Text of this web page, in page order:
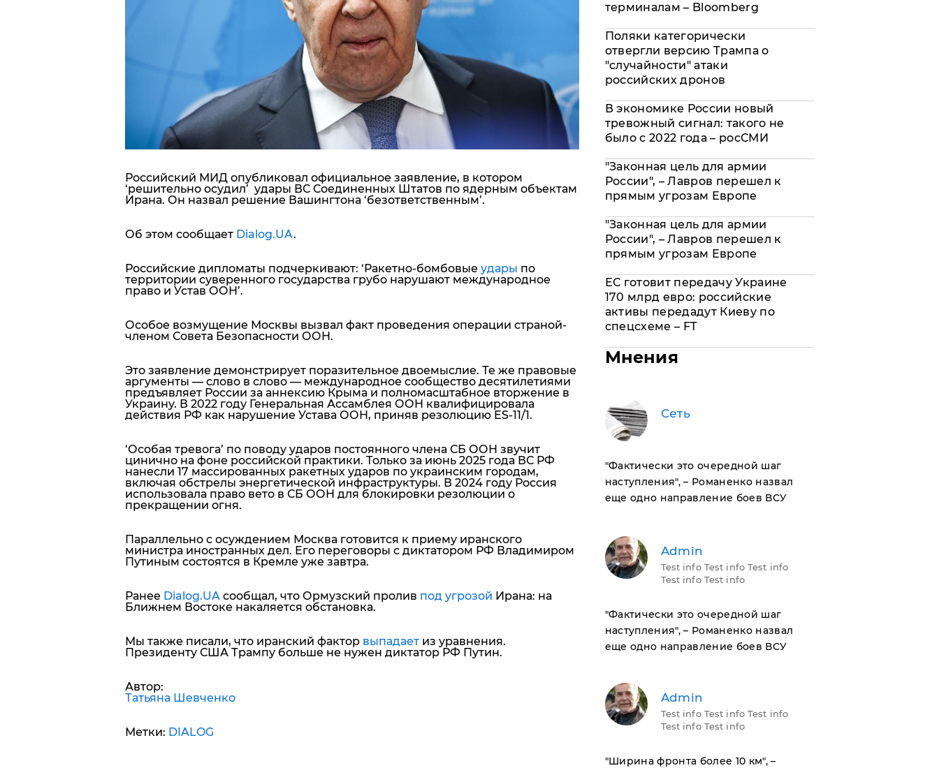
Российский МИД опубликовал официальное заявление, в котором
‘решительно осудил’ удары ВС Соединенных Штатов по ядерным объектам
Ирана. Он назвал решение Вашингтона ‘безответственным’.
Об этом сообщает Dialog.UA.
Российские дипломаты подчеркивают: ‘Ракетно-бомбовые удары по
территории суверенного государства грубо нарушают международное
право и Устав ООН’.
Особое возмущение Москвы вызвал факт проведения операции страной-
членом Совета Безопасности ООН.
Это заявление демонстрирует поразительное двоемыслие. Те же правовые
аргументы — слово в слово — международное сообщество десятилетиями
предъявляет России за аннексию Крыма и полномасштабное вторжение в
Украину. В 2022 году Генеральная Ассамблея ООН квалифицировала
действия РФ как нарушение Устава ООН, приняв резолюцию ES-11/1.
‘Особая тревога’ по поводу ударов постоянного члена СБ ООН звучит
цинично на фоне российской практики. Только за июнь 2025 года ВС РФ
нанесли 17 массированных ракетных ударов по украинским городам,
включая обстрелы энергетической инфраструктуры. В 2024 году Россия
использовала право вето в СБ ООН для блокировки резолюции о
прекращении огня.
Параллельно с осуждением Москва готовится к приему иранского
министра иностранных дел. Его переговоры с диктатором РФ Владимиром
Путиным состоятся в Кремле уже завтра.
Ранее Dialog.UAсообщал, что Ормузский пролив под угрозой Ирана: на
Ближнем Востоке накаляется обстановка.
Мы также писали, что иранский фактор выпадаетиз уравнения.
Президенту США Трампу больше не нужен диктатор РФ Путин.
Автор:
Татьяна Шевченко
Метки: DIALOG
терминалам – Bloomberg
Поляки категорически
отвергли версию Трампа о
"случайности" атаки
российских дронов
В экономике России новый
тревожный сигнал: такого не
было с 2022 года – росСМИ
"Законная цель для армии
России", – Лавров перешел к
прямым угрозам Европе
"Законная цель для армии
России", – Лавров перешел к
прямым угрозам Европе
ЕС готовит передачу Украине
170 млрд евро: российские
активы передадут Киеву по
спецсхеме – FT
Мнения
Сеть
​"Фактически это очередной шаг
наступления", – Романенко назвал
еще одно направление боев ВСУ
Admin
Test info Test info Test info
Test info Test info
​"Фактически это очередной шаг
наступления", – Романенко назвал
еще одно направление боев ВСУ
Admin
Test info Test info Test info
Test info Test info
​"Ширина фронта более 10 км", –